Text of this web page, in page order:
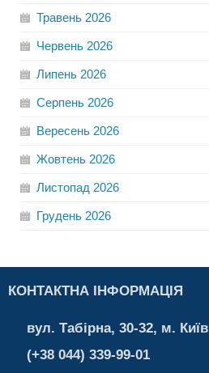
Травень 2026
Червень 2026
Липень 2026
Серпень 2026
Вересень 2026
Жовтень 2026
Листопад 2026
Грудень 2026
КОНТАКТНА ІНФОРМАЦІЯ
вул. Табірна, 30-32, м. Київ
(+38 044) 339-99-01